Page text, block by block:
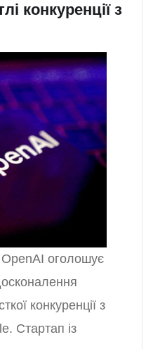
конкуренції з
оголошує
конкуренції з
Стартап із